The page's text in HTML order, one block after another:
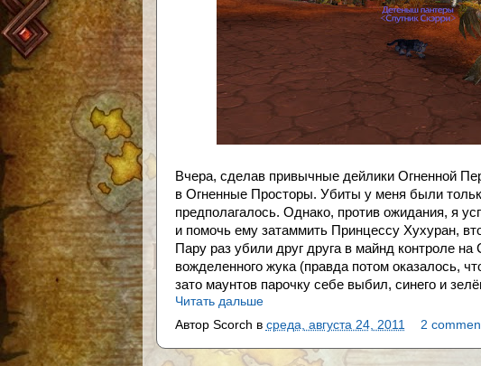
Вчера, сделав привычные дейлики Огненной
в Огненные Просторы. Убиты у меня были
предполагалось. Однако, против ожидания, я
и помочь ему затаммить Принцессу Хухуран,
Пару раз убили друг друга в майнд контроле
вожделенного жука (правда потом оказалось,
зато маунтов парочку себе выбил, синего и
Читать дальше
Автор Scorch в среда, августа 24, 2011 2